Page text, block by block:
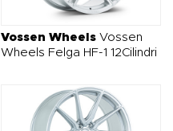
ZOSTAŃ PARTNEREM
Vossen Wheels Vossen
Wheels Felga HF-1 12Cilindri